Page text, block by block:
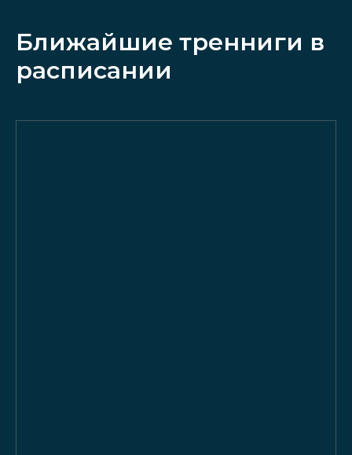
Ближайшие тренниги в
расписании